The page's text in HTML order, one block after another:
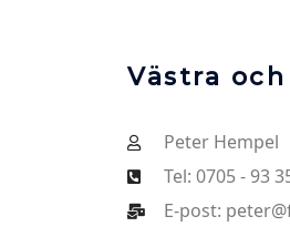
Västra
Peter Hempel
Tel: 0705 - 93
E-post: